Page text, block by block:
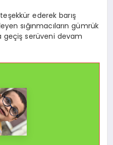
ederek barış
sığınmacıların gümrük
geçiş serüveni devam